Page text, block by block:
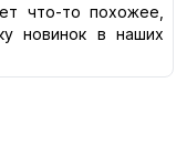
что-то похожее,
новинок в наших